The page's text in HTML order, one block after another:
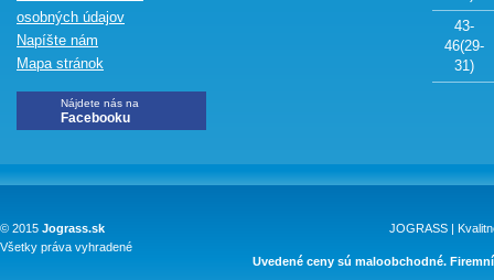
osobných údajov
Napíšte nám
Mapa stránok
Nájdete nás na
Facebooku
43-
46(29-
31)
© 2015 Jograss.sk
Všetky práva vyhradené
JOGRASS |
Uvedené ceny sú maloobchodné.